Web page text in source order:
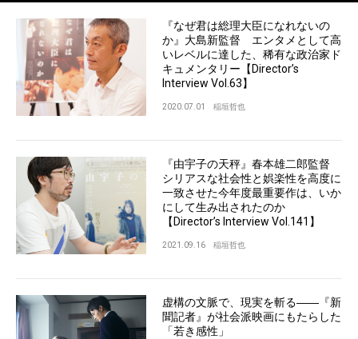
『なぜ君は総理大臣になれないの
か』大島新監督 エンタメとして高
いレベルに達した、稀有な政治家ド
キュメンタリー【Director’s
Interview Vol.63】
2020.07.01 稲垣哲也
『由宇子の天秤』春本雄二郎監督
シリアスな社会性と娯楽性を高度に
一致させた今年度最重要作は、いか
にして生み出されたのか
【Director’s Interview Vol.141】
2021.09.16 稲垣哲也
虚構の文脈で、現実を斬る――『新
聞記者』が社会派映画にもたらした
「若き感性」